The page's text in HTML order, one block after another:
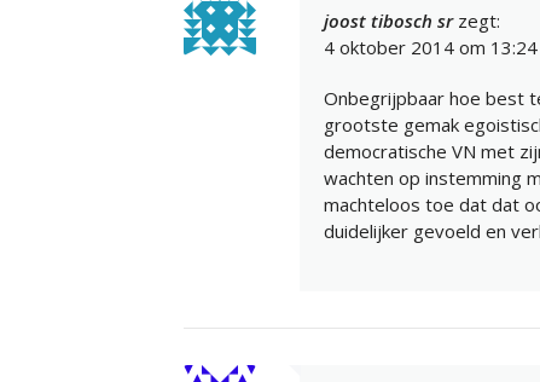
joost tibosch sr zegt:
4 oktober 2014 om 13:24
Onbegrijpbaar hoe best
grootste gemak
democratische VN met
wachten op instemming
machteloos toe dat dat
duidelijker gevoeld en